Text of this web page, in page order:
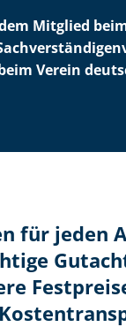
Mitglied
Verein
für jeden